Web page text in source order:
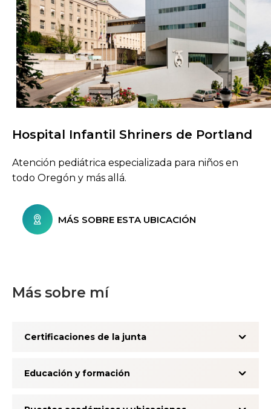
Buscar centros de atención
Hospital Infantil Shriners de Portland
Atención pediátrica especializada para niños en
todo Oregón y más allá.
MÁS SOBRE ESTA UBICACIÓN
Más sobre mí
Certificaciones de la junta
Educación y formación